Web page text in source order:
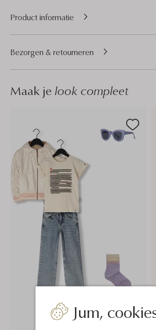
Jum,
Product informatie
Bezorgen & retourneren
Maak je look compleet